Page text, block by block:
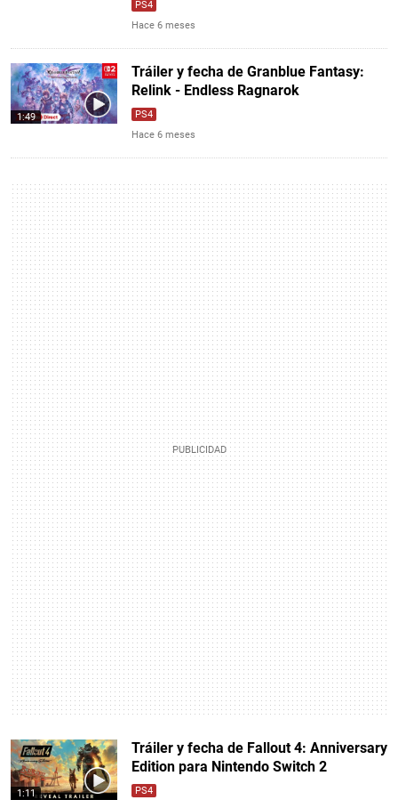
PS4
Hace 6 meses
1:49
Tráiler y fecha de Granblue Fantasy:
Relink - Endless Ragnarok
PS4
Hace 6 meses
1:11
Tráiler y fecha de Fallout 4: Anniversary
Edition para Nintendo Switch 2
PS4